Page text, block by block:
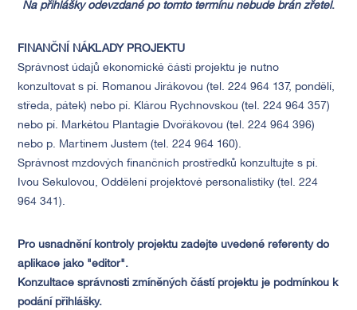
Na přihlášky odevzdané po tomto termínu nebude brán zřetel.
FINANČNÍ
NÁKLADY PROJEKTU
Správnost údajů ekonomické části projektu je nutno
konzultovat s pí. Romanou Jirákovou (tel. 224 964 137, pondělí,
středa, pátek) nebo pí. Klárou Rychnovskou (tel. 224 964 357)
nebo pí. Markétou Plantagie Dvořákovou (tel. 224 964 396)
nebo p. Martinem Justem (tel. 224 964 160).
Správnost mzdových finančních prostředků konzultujte s pí.
Ivou Sekulovou, Oddělení projektové personalistiky (tel. 224
964 341).
Pro usnadnění kontroly projektu zadejte uvedené referenty do
aplikace jako "editor".
Konzultace správnosti zmíněných částí projektu je podmínkou k
podání přihlášky.